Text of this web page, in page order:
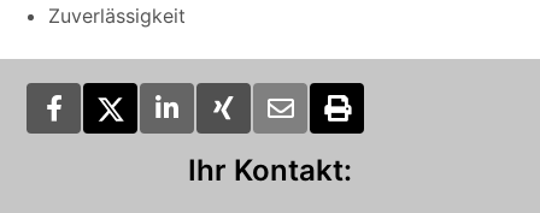
Zuverlässigkeit
Ihr Kontakt: